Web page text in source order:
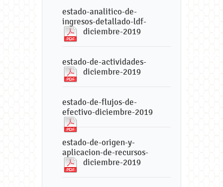
estado-analitico-de-
ingresos-detallado-ldf-
diciembre-2019
estado-de-actividades-
diciembre-2019
estado-de-flujos-de-
efectivo-diciembre-2019
estado-de-origen-y-
aplicacion-de-recursos-
diciembre-2019